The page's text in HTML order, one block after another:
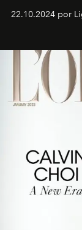
22.10.2024 por